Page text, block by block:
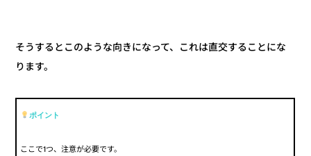
そうするとこのような向きになって、これは直交することにな
ります。
ポイント
ここで1つ、注意が必要です。